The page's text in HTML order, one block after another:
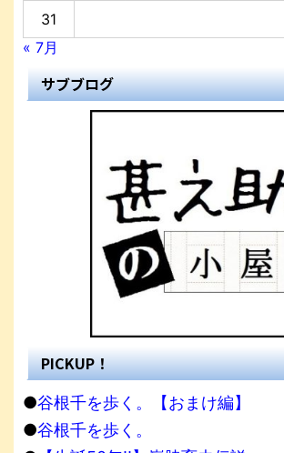
31
« 7月
サブブログ
PICKUP！
●谷根千を歩く。【おまけ編】
●谷根千を歩く。